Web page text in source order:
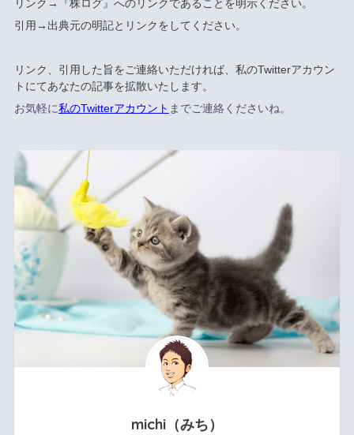
リンク→『株ログ』へのリンクであることを明示ください。
引用→出典元の明記とリンクをしてください。
リンク、引用した旨をご連絡いただければ、私のTwitterアカウン
トにてあなたの記事を拡散いたします。
お気軽に私のTwitterアカウント までご連絡くださいね。
michi（みち）